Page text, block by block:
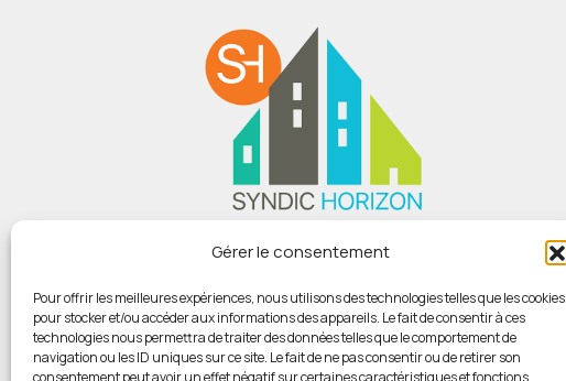
Gérer le consentement
Pour offrir les meilleures expériences, nous utilisons des technologies telles que les cookies
pour stocker et/ou accéder aux informations des appareils. Le fait de consentir à ces
technologies nous permettra de traiter des données telles que le comportement de
navigation ou les ID uniques sur ce site. Le fait de ne pas consentir ou de retirer son
consentement peut avoir un effet négatif sur certaines caractéristiques et fonctions.
Du lundi au vendredi :
Et de 14h00 à 18h00
(Samedi sur rendez-vous)